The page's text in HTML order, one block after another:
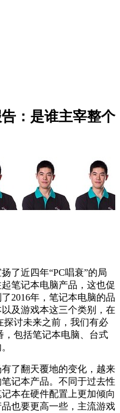
：是谁主宰整个
了近四年“PC唱衰”的局
笔记本电脑产品，这也促
2016年，笔记本电脑的品
及游戏本这三个类别，在
探讨未来之前，我们有必
，包括笔记本电脑、台式
了翻天覆地的变化，越来
记本产品。不同于过去性
本在硬件配置上更加倾向
也要更高一些，主流游戏